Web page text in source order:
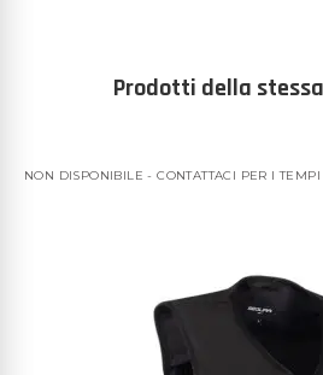
Prodotti della
NON DISPONIBILE - CONTATTACI PER I